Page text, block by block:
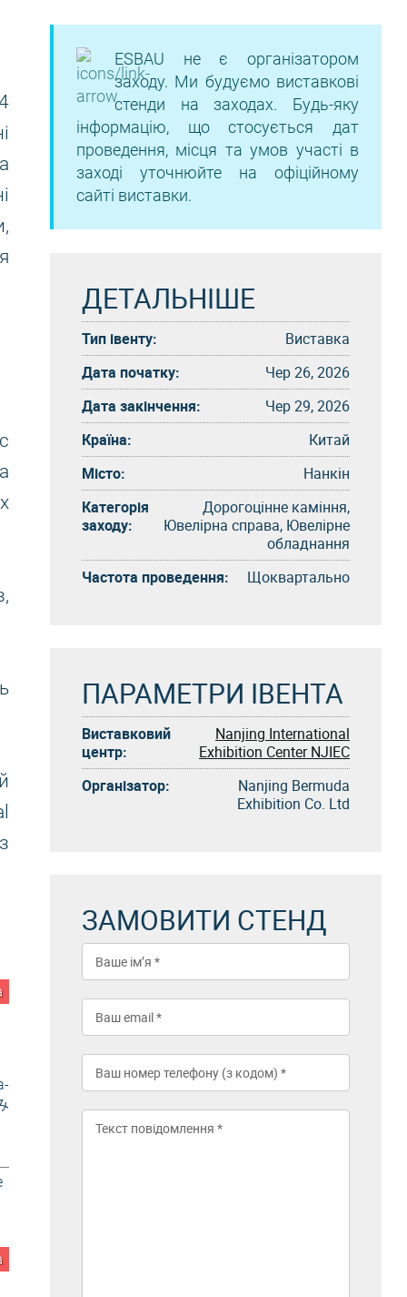
ESBAU не є організатором
заходу. Ми будуємо виставкові
стенди на заходах. Будь-яку
інформацію, що стосується дат
проведення, місця та умов участі в
заході уточнюйте на офіційному
сайті виставки.
ДЕТАЛЬНІШЕ
Тип івенту:
Виставка
Дата початку:
Чер 26, 2026
Дата закінчення:
Чер 29, 2026
Країна:
Китай
Місто:
Нанкін
Категорія
заходу:
Дорогоцінне каміння,
Ювелірна справа, Ювелірне
обладнання
Частота проведення:
Щоквартально
ПАРАМЕТРИ ІВЕНТА
Виставковий
центр:
Nanjing International
Exhibition Center NJIEC
Організатор:
Nanjing Bermuda
Exhibition Co. Ltd
ЗАМОВИТИ СТЕНД